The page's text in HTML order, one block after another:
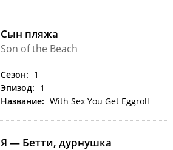
Сын пляжа
Son of the Beach
Сезон: 1
Эпизод: 1
Название: With Sex You Get Eggroll
Я — Бетти, дурнушка